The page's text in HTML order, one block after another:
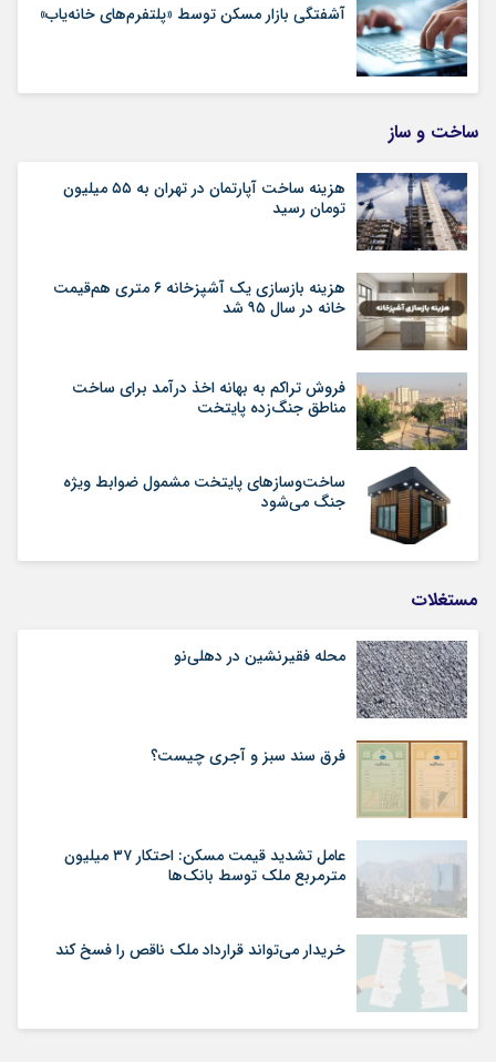
آشفتگی بازار مسکن توسط «پلتفرم‌های خانه‌یاب»
ساخت و ساز
هزینه ساخت آپارتمان در تهران به ۵۵ میلیون
تومان رسید
هزینه بازسازی یک آشپزخانه ۶ متری هم‌قیمت
خانه در سال ۹۵ شد
فروش تراکم به بهانه اخذ درآمد برای ساخت
مناطق جنگ‌زده پایتخت
ساخت‌وسازهای پایتخت مشمول ضوابط ویژه
جنگ می‌شود
مستغلات
محله فقیرنشین در دهلی‏‌نو
فرق سند سبز و آجری چیست؟
عامل تشدید قیمت مسکن: احتکار ۳۷ میلیون
مترمربع ملک توسط بانک‌ها
خریدار می‌تواند قرارداد ملک ناقص را فسخ کند